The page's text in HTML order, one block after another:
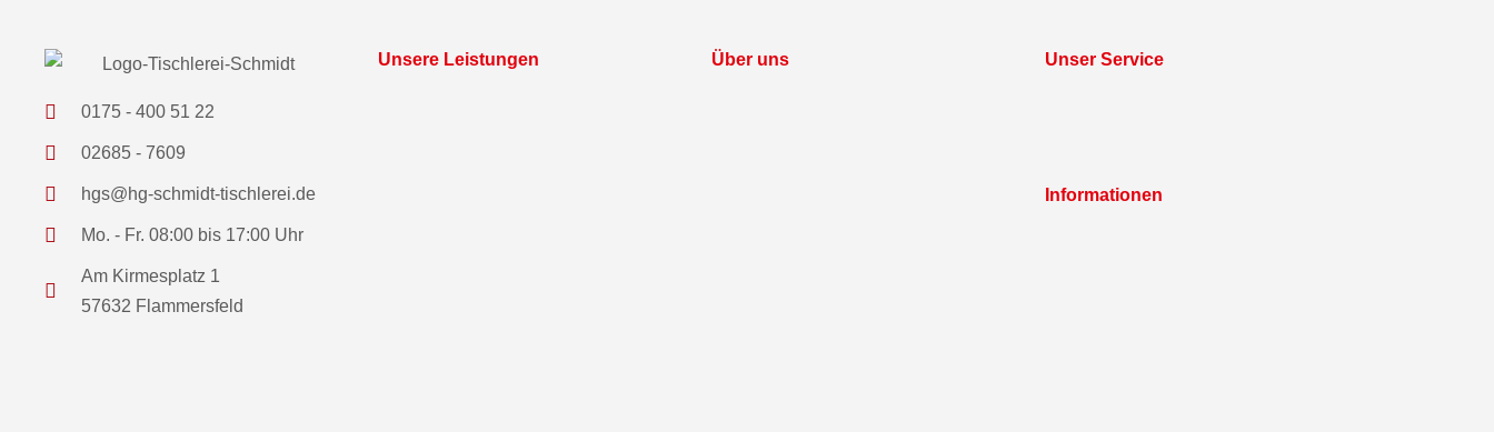
0175 - 400 51 22
02685 - 7609
hgs@hg-schmidt-tischlerei.de
Mo. - Fr. 08:00 bis 17:00 Uhr
Am Kirmesplatz 1
57632 Flammersfeld
Unsere Leistungen Über uns Unser Service
Informationen